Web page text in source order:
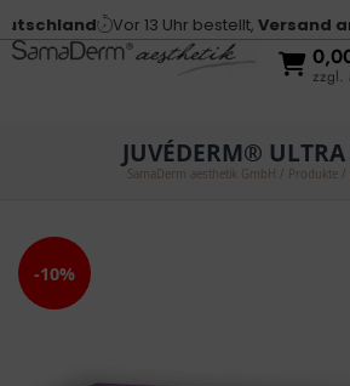
Vor 13 Uhr bestellt,Versand
zzgl.
JUVÉDERM®
SamaDerm aesthetik GmbH Produkte/
-10%